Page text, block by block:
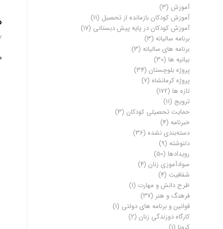
12
آموزش (3)
آموزش کودکان بازمانده از تحصیل (11)
آموزش کودکان در پایه پیش دبستانی (17)
برنامه سالیانه (3)
برنامه های سالیانه (3)
بیانیه ها (30)
پروژه بلوچستان (34)
پروژه کرمانشاه (7)
تازه ها (172)
ترویج (11)
حمایت تحصیلی کودکان (3)
خبرنامه (4)
دسته‌بندی نشده (36)
دلنوشته (9)
رویدادها (50)
سوادآموزی زنان (4)
شفافیت (4)
ظرح دانش و مهارت (1)
فرهنگ و هنر (37)
قوانین و برنامه های دولتی (1)
کارگاه دوزندگی زنان (2)